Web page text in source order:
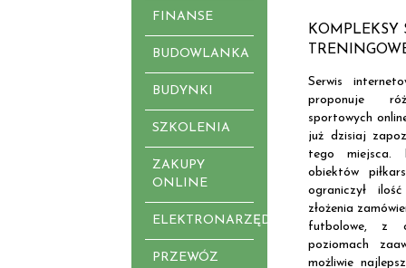
FINANSE
BUDOWLANKA
BUDYNKI
SZKOLENIA
ZAKUPY
ONLINE
ELEKTRONARZĘDZIA
PRZEWÓZ
KOMPLEKSY
Serwis
proponuje
sportowych
już dzisiaj
tego miejsca.
obiektów
ograniczył
złożenia
futbolowe, z
poziomach
możliwie